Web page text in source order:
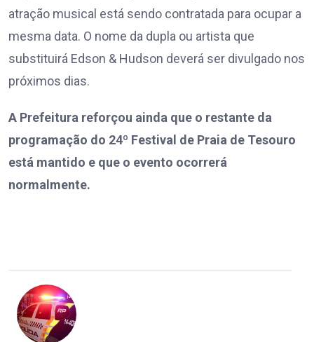
atração musical está sendo contratada para ocupar a
mesma data. O nome da dupla ou artista que
substituirá Edson & Hudson deverá ser divulgado nos
próximos dias.
A Prefeitura reforçou ainda que o restante da
programação do 24º Festival de Praia de Tesouro
está mantido e que o evento ocorrerá
normalmente.